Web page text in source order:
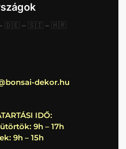
🇩🇪 – 🇸🇮 – 🇭🇷
dekor.hu
IDŐ:
9h – 17h
9h – 15h